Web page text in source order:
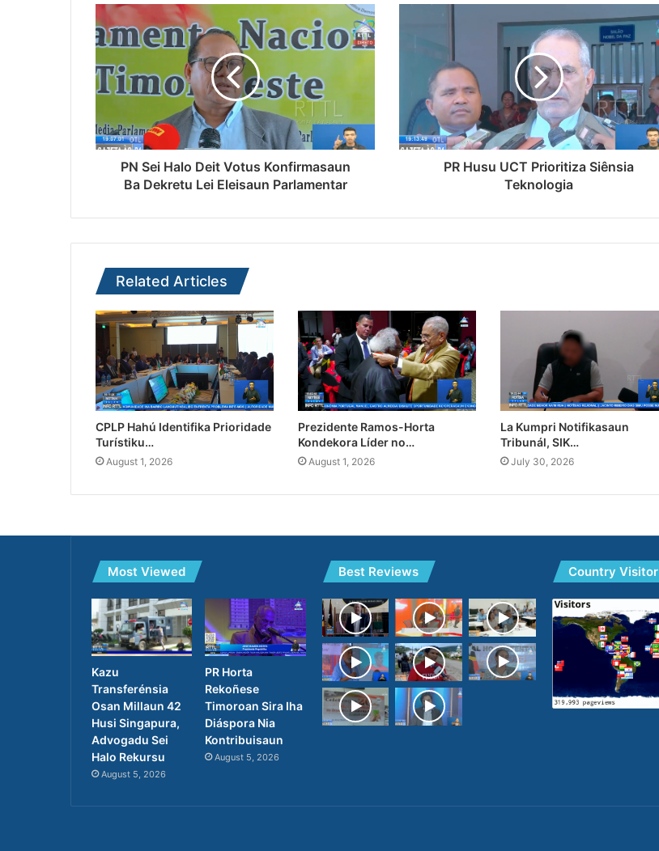
PN Sei Halo Deit Votus Konfirmasaun
Ba Dekretu Lei Eleisaun Parlamentar
PR Husu UCT Prioritiza Siênsia
Teknologia
Related Articles
CPLP Hahú Identifika Prioridade
Turístiku…
August 1, 2026
Prezidente Ramos-Horta
Kondekora Líder no…
August 1, 2026
La Kumpri Notifikasaun
Tribunál, SIK…
July 30, 2026
Most Viewed
Kazu
Transferénsia
Osan Millaun 42
Husi Singapura,
Advogadu Sei
Halo Rekursu
August 5, 2026
PR Horta
Rekoñese
Timoroan Sira Iha
Diáspora Nia
Kontribuisaun
August 5, 2026
Best Reviews Country Visitor